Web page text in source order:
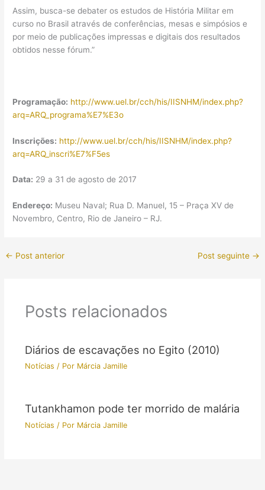
Assim, busca-se debater os estudos de História Militar em
curso no Brasil através de conferências, mesas e simpósios e
por meio de publicações impressas e digitais dos resultados
obtidos nesse fórum.”
Programação: http://www.uel.br/cch/his/IISNHM/index.php?
arq=ARQ_programa%E7%E3o
Inscrições: http://www.uel.br/cch/his/IISNHM/index.php?
arq=ARQ_inscri%E7%F5es
Data: 29 a 31 de agosto de 2017
Endereço: Museu Naval; Rua D. Manuel, 15 – Praça XV de
Novembro, Centro, Rio de Janeiro – RJ.
← Post anterior Post seguinte →
Posts relacionados
Diários de escavações no Egito (2010)
Notícias / Por Márcia Jamille
Tutankhamon pode ter morrido de malária
Notícias / Por Márcia Jamille